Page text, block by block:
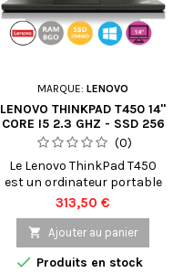
MARQUE: LENOVO
LENOVO THINKPAD T450 14"
CORE I5 2.3 GHZ - SSD 256
GO - 8 GO AZERTY -
FRANÇAIS
(0)
Le Lenovo ThinkPad T450
est un ordinateur portable
professionnel réputé pour
sa durabilité, sa
performance et son clavier
de qualité. Avec un écran de
14 pouces, il offre un
Prix
313,50 €
 Ajouter au panier
 Produits en stock